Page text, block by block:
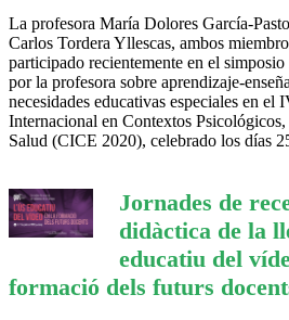
La profesora María Dolores García-
Carlos Tordera Yllescas, ambos
participado recientemente en el
por la profesora sobre aprendizaje-
necesidades educativas especiales en el
Internacional en Contextos
Salud (CICE 2020), celebrado los días
Jornades de
didàctica de la
educatiu del
formació dels futurs